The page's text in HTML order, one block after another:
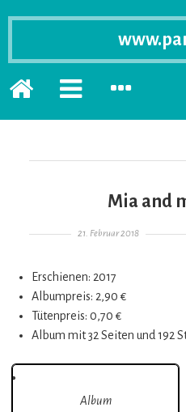
Startseite
PRIMÄRE
ERWEITERN
SEKUNDÄRE
ERWEITERN
Mia and
Gepostet am
21. Februar 2018
Erschienen: 2017
Albumpreis: 2,90 €
Tütenpreis: 0,70 €
Album mit 32 Seiten und 192
Album